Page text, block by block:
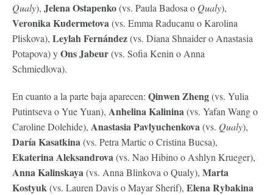
Qualy), Jelena Ostapenko(vs. Paula Badosa o Qualy),
Veronika Kudermetova(vs. Emma Raducanu o Karolina
Pliskova), Leylah Fernández(vs. Diana Shnaider o Anastasia
Potapova) yOns Jabeur(vs. Sofia Kenin o Anna
Schmiedlova).
En cuanto a la parte baja aparecen: Qinwen Zheng(vs. Yulia
Putintseva o Yue Yuan), Anhelina Kalinina(vs. Yafan Wang o
Caroline Dolehide), Anastasia Pavlyuchenkova(vs. Qualy),
Daría Kasatkina(vs. Petra Martic o Cristina Bucsa),
Ekaterina Aleksandrova(vs. Nao Hibino o Ashlyn Krueger),
Anna Kalinskaya(vs. Anna Blinkova o Qualy), Marta
Kostyuk(vs. Lauren Davis o Mayar Sherif), Elena Rybakina